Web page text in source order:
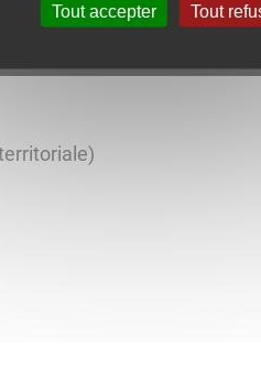
Tout accepter Tout